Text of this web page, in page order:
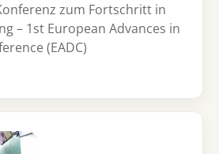
zum Fortschritt in
– 1st European Advances in
(EADC)